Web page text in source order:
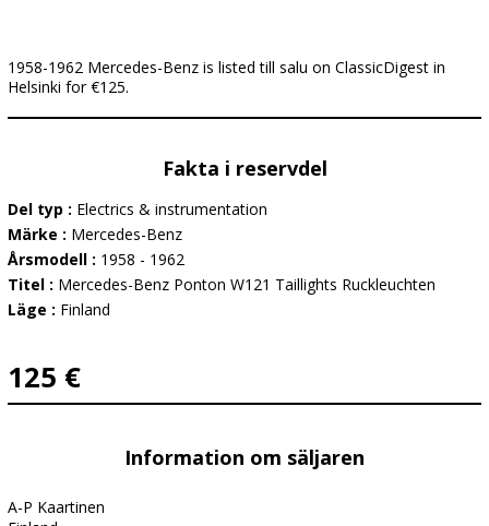
1958-1962 Mercedes-Benz is listed till salu on ClassicDigest in
Helsinki for €125.
Fakta i reservdel
Del typ : Electrics & instrumentation
Märke : Mercedes-Benz
Årsmodell : 1958 - 1962
Titel : Mercedes-Benz Ponton W121 Taillights Ruckleuchten
Läge : Finland
125 €
Information om säljaren
A-P Kaartinen